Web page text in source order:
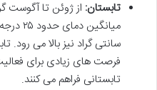
تابستان: از ژوئن تا آگوست
سانتی گراد نیز بالا می
فرصت های زیادی برای
تابستانی فراهم می کنند.